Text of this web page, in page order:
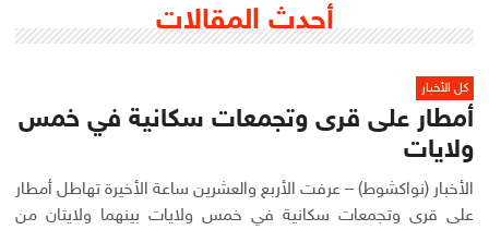
أحدث المقالات
كل الأخبار
أمطار على قرى وتجمعات سكانية في خمس
ولايات
الأخبار (نواكشوط) – عرفت الأربع والعشرين ساعة الأخيرة تهاطل أمطار
على قرى وتجمعات سكانية في خمس ولايات بينهما ولايتان من